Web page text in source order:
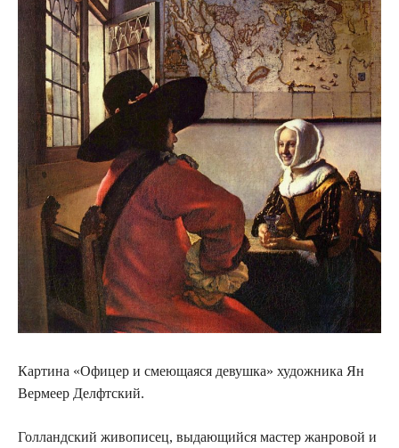
Картина «Офицер и смеющаяся девушка» художника Ян
Вермеер Делфтский.
Голландский живописец, выдающийся мастер жанровой и